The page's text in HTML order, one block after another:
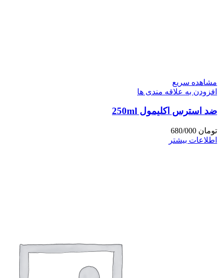
مشاهده سریع
افزودن به علاقه مندی ها
ضد استرس اکلیمول 250ml
تومان
اطلاعات بیشتر